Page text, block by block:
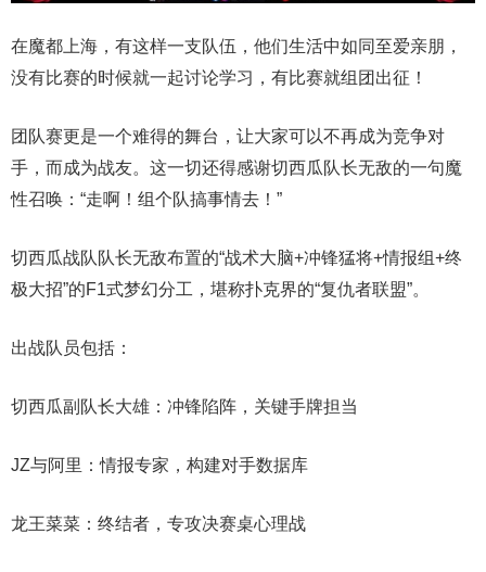
在魔都上海，有这样一支队伍，他们生活中如同至爱亲朋，
没有比赛的时候就一起讨论学习，有比赛就组团出征！
团队赛更是一个难得的舞台，让大家可以不再成为竞争对
手，而成为战友。这一切还得感谢切西瓜队长无敌的一句魔
性召唤：“走啊！组个队搞事情去！”
切西瓜战队队长无敌布置的“战术大脑+冲锋猛将+情报组+终
极大招”的F1式梦幻分工，堪称扑克界的“复仇者联盟”。
出战队员包括：
切西瓜副队长大雄：冲锋陷阵，关键手牌担当
JZ与阿里：情报专家，构建对手数据库
龙王菜菜：终结者，专攻决赛桌心理战